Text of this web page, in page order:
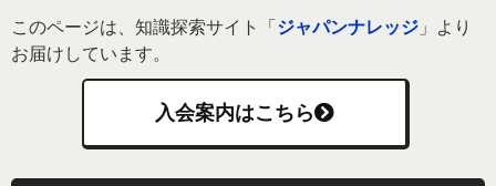
このページは、知識探索サイト「 ジャパンナレッジ 」より
お届けしています。
入会案内はこちら